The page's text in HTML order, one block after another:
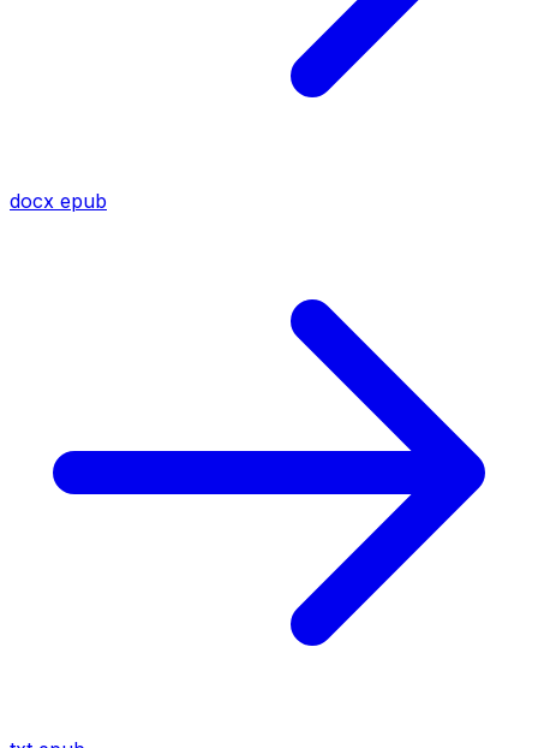
docx epub